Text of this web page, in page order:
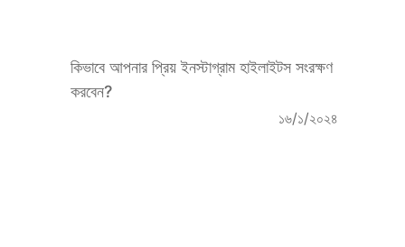
কিভাবে আপনার প্রিয় ইনস্টাগ্রাম হাইলাইটস সংরক্ষণ
করবেন?
১৬/১/২০২৪